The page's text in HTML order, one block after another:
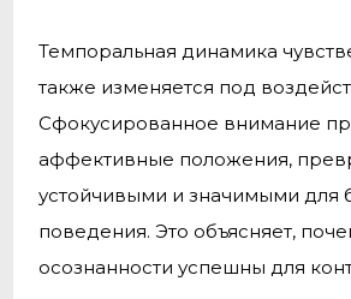
Темпоральная динамика
также изменяется под
Сфокусированное внимание
аффективные положения,
устойчивыми и значимыми для
поведения. Это объясняет,
осознанности успешны для